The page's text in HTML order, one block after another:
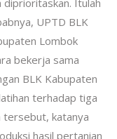
diprioritaskan. Itulah
UPTD BLK
Lombok
bekerja sama
BLK Kabupaten
terhadap tiga
tersebut, katanya
hasil pertanian